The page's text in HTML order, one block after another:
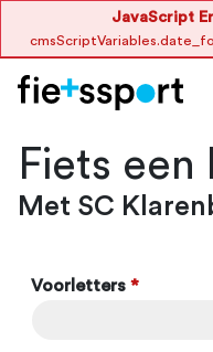
JavaScript
Fiets een
Met SC
Voorletters *